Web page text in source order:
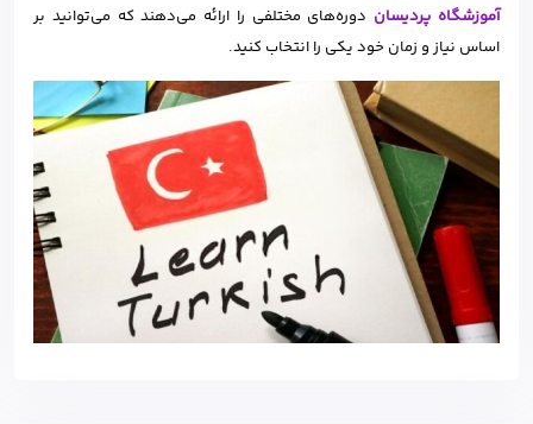
آموزشگاه پردیسان دوره‌های مختلفی را ارائه می‌دهند که می‌توانید بر
اساس نیاز و زمان خود یکی را انتخاب کنید.